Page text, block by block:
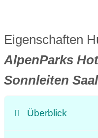
Eigenschaften
AlpenParks
Sonnleiten
Überblick